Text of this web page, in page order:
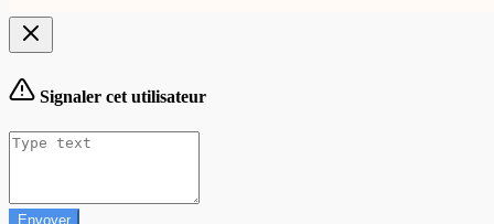
Signaler cet utilisateur
Envoyer